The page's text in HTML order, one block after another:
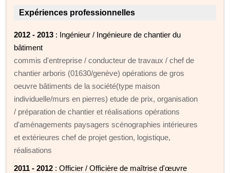
Expériences professionnelles
2012 - 2013 : Ingénieur / Ingénieure de chantier du
bâtiment
commis d'entreprise / conducteur de travaux / chef de
chantier arboris (01630/genève) opérations de gros
oeuvre bâtiments de la société(type maison
individuelle/murs en pierres) etude de prix, organisation
/ préparation de chantier et réalisations opérations
d'aménagements paysagers scénographies intérieures
et extérieures chef de projet gestion, logistique,
réalisations
2011 - 2012 : Officier / Officière de maîtrise d'œuvre